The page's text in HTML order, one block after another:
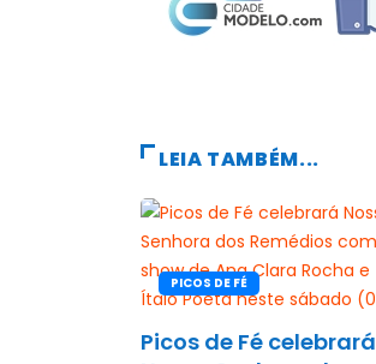
LEIA TAMBÉM...
PICOS DE FÉ
Picos de Fé celebrará